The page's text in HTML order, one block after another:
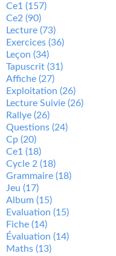
Ce1 (157)
Ce2 (90)
Lecture (73)
Exercices (36)
Leçon (34)
Tapuscrit (31)
Affiche (27)
Exploitation (26)
Lecture Suivie (26)
Rallye (26)
Questions (24)
Cp (20)
Ce1 (18)
Cycle 2 (18)
Grammaire (18)
Jeu (17)
Album (15)
Evaluation (15)
Fiche (14)
Évaluation (14)
Maths (13)